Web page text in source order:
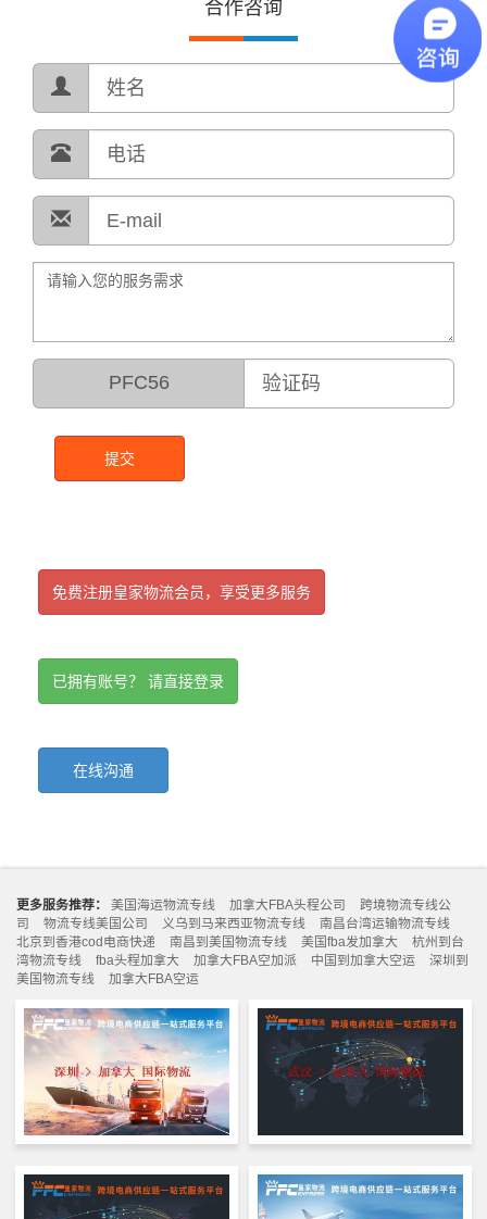
合作咨询
PFC56
提交
免费注册皇家物流会员，享受更多服务
已拥有账号？ 请直接登录
在线沟通
更多服务推荐： 美国海运物流专线 加拿大FBA头程公司
跨境物流专线公
司
物流专线美国公司 义乌到马来西亚物流专线
南昌台湾运输物流专线
北京到香港cod电商快递
南昌到美国物流专线 美国fba发加拿大
杭州到台
湾物流专线
fba头程加拿大 加拿大FBA空加派 中国到加拿大空运
深圳到
美国物流专线
加拿大FBA空运